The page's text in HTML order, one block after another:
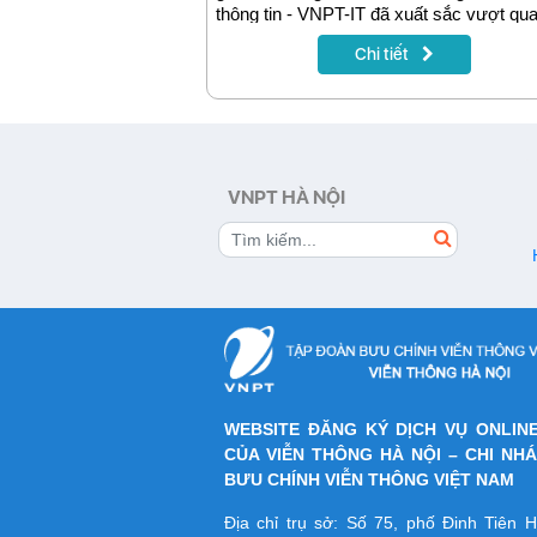
thông tin - VNPT-IT đã xuất sắc vượt
đội chơi đến từ các đối thủ đáng gờm
Viettel, CyRadar, Vietcombank, MB
tin” tại sự kiện Security Bootcamp 2020.
Chi tiết
VNPT HÀ NỘI
WEBSITE ĐĂNG KÝ DỊCH VỤ
CỦA VIỄN THÔNG HÀ NỘI – CHI
BƯU CHÍNH VIỄN THÔNG VIỆT NAM
Địa chỉ trụ sở: Số 75, phố Đinh Tiên